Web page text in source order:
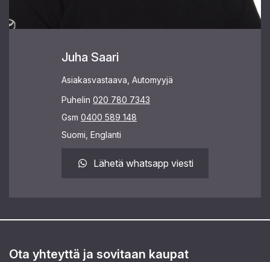
Juha Saari
Asiakasvastaava, Automyyjä
Puhelin 020 780 7343
Gsm 0400 589 148
Suomi, Englanti
Lähetä whatsapp viesti
Ota yhteyttä ja sovitaan kaupat